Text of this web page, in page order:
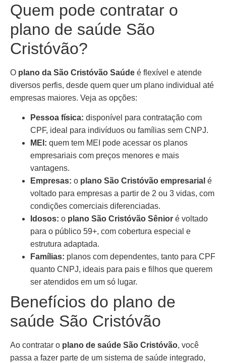
Quem pode contratar o
plano de saúde São
Cristóvão?
O plano da São Cristóvão Saúde é flexível e atende
diversos perfis, desde quem quer um plano individual até
empresas maiores. Veja as opções:
Pessoa física: disponível para contratação com
CPF, ideal para indivíduos ou famílias sem CNPJ.
MEI: quem tem MEI pode acessar os planos
empresariais com preços menores e mais
vantagens.
Empresas: o plano São Cristóvão empresarial é
voltado para empresas a partir de 2 ou 3 vidas, com
condições comerciais diferenciadas.
Idosos: o plano São Cristóvão Sênior é voltado
para o público 59+, com cobertura especial e
estrutura adaptada.
Famílias: planos com dependentes, tanto para CPF
quanto CNPJ, ideais para pais e filhos que querem
ser atendidos em um só lugar.
Benefícios do plano de
saúde São Cristóvão
Ao contratar o plano de saúde São Cristóvão, você
passa a fazer parte de um sistema de saúde integrado,